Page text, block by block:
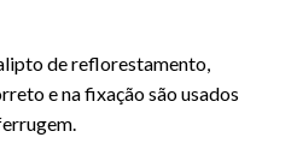
de reflorestamento,
e na fixação são usados